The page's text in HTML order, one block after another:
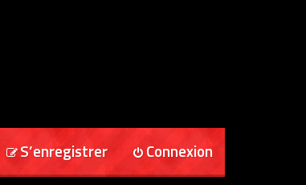
Connexion
S’enregistrer